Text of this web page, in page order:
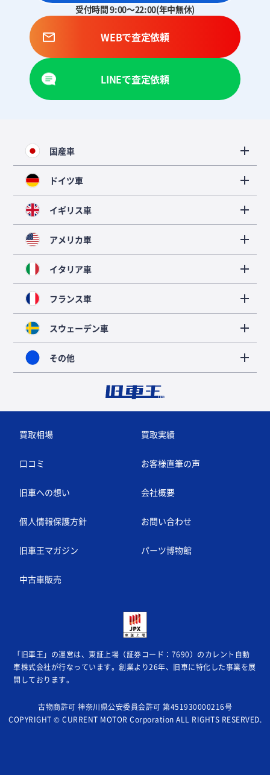
受付時間 9:00～22:00(年中無休)
WEBで査定依頼
LINEで査定依頼
国産車
ドイツ車
イギリス車
アメリカ車
イタリア車
フランス車
スウェーデン車
その他
買取相場 買取実績
口コミ お客様直筆の声
旧車への想い 会社概要
個人情報保護方針 お問い合わせ
旧車王マガジン パーツ博物館
中古車販売
「旧車王」の運営は、東証上場（証券コード：7690）のカレント自動
車株式会社が行なっています。創業より26年、旧車に特化した事業を展
開しております。
古物商許可 神奈川県公安委員会許可 第451930000216号
COPYRIGHT © CURRENT MOTOR Corporation ALL RIGHTS RESERVED.